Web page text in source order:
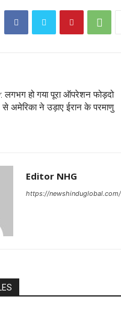
हो गया पूरा ऑपरेशन फोड़दो
से अमेरिका ने उड़ाए ईरान के परमाणु
Editor NHG
https://newshinduglobal.com/